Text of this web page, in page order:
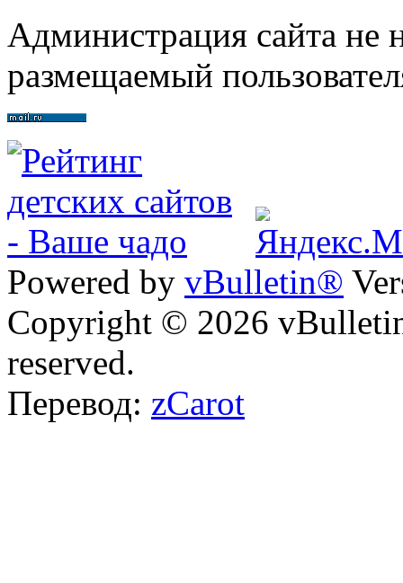
Администрация сайта не
размещаемый
Powered by vBulletin®
Copyright © 2026
reserved.
Перевод: zCarot